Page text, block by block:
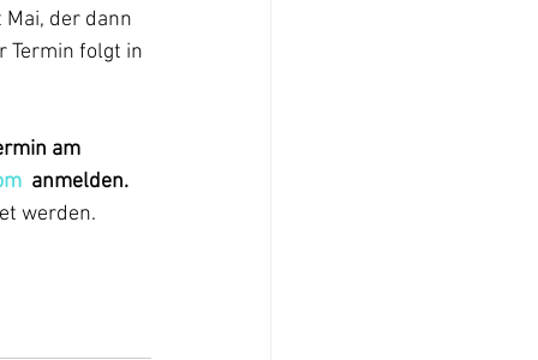
der dann
Termin folgt in
am
  anmelden.
werden.